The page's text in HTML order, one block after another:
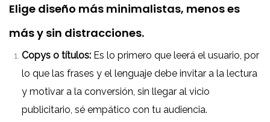
Elige diseño más minimalistas, menos es
más y sin distracciones.
Copys o títulos: Es lo primero que leerá el usuario, por
lo que las frases y el lenguaje debe invitar a la lectura
y motivar a la conversión, sin llegar al vicio
publicitario, sé empático con tu audiencia.